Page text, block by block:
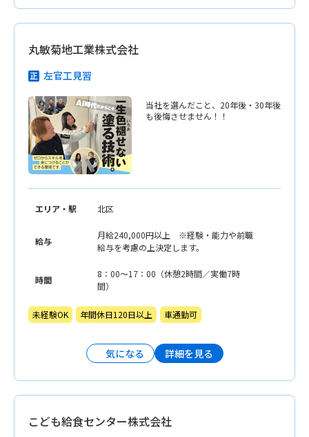
丸敏菊地工業株式会社
左官工見習
当社を選んだこと、20年後・30年後
も後悔させません！！
エリア・駅 北区
給与
月給240,000円以上 ※経験・能力や前職
給与を考慮の上決定します。
時間
8：00〜17：00（休憩2時間／実働7時
間）
未経験OK 年間休日120日以上 車通勤可
気になる 詳細を見る
こども給食センター株式会社